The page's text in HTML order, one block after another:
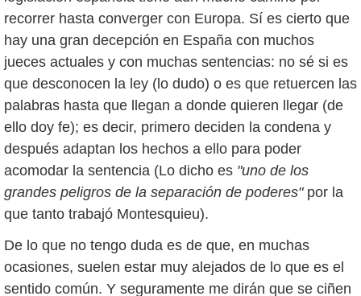
recorrer hasta converger con Europa. Sí es cierto que
hay una gran decepción en España con muchos
jueces actuales y con muchas sentencias: no sé si es
que desconocen la ley (lo dudo) o es que retuercen las
palabras hasta que llegan a donde quieren llegar (de
ello doy fe); es decir, primero deciden la condena y
después adaptan los hechos a ello para poder
acomodar la sentencia (Lo dicho es "uno de los
grandes peligros de la separación de poderes" por la
que tanto trabajó Montesquieu).
De lo que no tengo duda es de que, en muchas
ocasiones, suelen estar muy alejados de lo que es el
sentido común. Y seguramente me dirán que se ciñen